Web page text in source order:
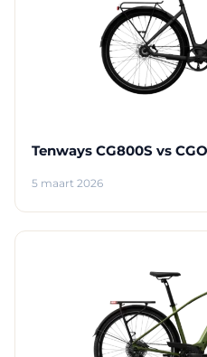
Tenways CG800S vs
5 maart 2026